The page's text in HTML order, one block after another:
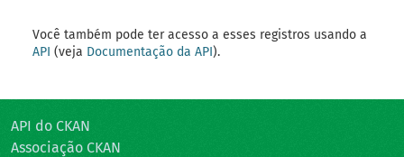
Você também pode ter acesso a esses registros usando a
API (veja Documentação da API).
API do CKAN
Associação CKAN